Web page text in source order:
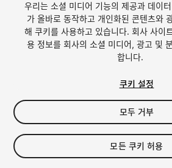
Cookie Settings
1/13
$17.99 $35.99
-50%
우리는 소셜 미디어 기능의 제공과 데이
가 올바로 동작하고 개인화된 콘텐츠와
해 쿠키를 사용하고 있습니다. 회사 사이
용 정보를 회사의 소셜 미디어, 광고 및
합니다.
쿠키 설정
모두 거부
모든 쿠키 허용